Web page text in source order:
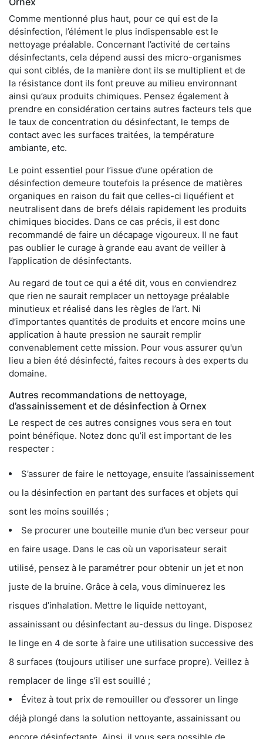
Comme mentionné plus haut, pour ce qui est de la
désinfection, l’élément le plus indispensable est le
nettoyage préalable. Concernant l’activité de certains
désinfectants, cela dépend aussi des micro-organismes
qui sont ciblés, de la manière dont ils se multiplient et de
la résistance dont ils font preuve au milieu environnant
ainsi qu’aux produits chimiques. Pensez également à
prendre en considération certains autres facteurs tels que
le taux de concentration du désinfectant, le temps de
contact avec les surfaces traitées, la température
ambiante, etc.
Le point essentiel pour l’issue d’une opération de
désinfection demeure toutefois la présence de matières
organiques en raison du fait que celles-ci liquéfient et
neutralisent dans de brefs délais rapidement les produits
chimiques biocides. Dans ce cas précis, il est donc
recommandé de faire un décapage vigoureux. Il ne faut
pas oublier le curage à grande eau avant de veiller à
l’application de désinfectants.
Au regard de tout ce qui a été dit, vous en conviendrez
que rien ne saurait remplacer un nettoyage préalable
minutieux et réalisé dans les règles de l’art. Ni
d’importantes quantités de produits et encore moins une
application à haute pression ne saurait remplir
convenablement cette mission. Pour vous assurer qu'un
lieu a bien été désinfecté, faites recours à des experts du
domaine.
Autres recommandations de nettoyage,
d’assainissement et de désinfection à Ornex
Le respect de ces autres consignes vous sera en tout
point bénéfique. Notez donc qu’il est important de les
respecter :
S’assurer de faire le nettoyage, ensuite l’assainissement
ou la désinfection en partant des surfaces et objets qui
sont les moins souillés ;
Se procurer une bouteille munie d’un bec verseur pour
en faire usage. Dans le cas où un vaporisateur serait
utilisé, pensez à le paramétrer pour obtenir un jet et non
juste de la bruine. Grâce à cela, vous diminuerez les
risques d’inhalation. Mettre le liquide nettoyant,
assainissant ou désinfectant au-dessus du linge. Disposez
le linge en 4 de sorte à faire une utilisation successive des
8 surfaces (toujours utiliser une surface propre). Veillez à
remplacer de linge s’il est souillé ;
Évitez à tout prix de remouiller ou d’essorer un linge
déjà plongé dans la solution nettoyante, assainissant ou